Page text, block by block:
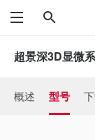
菜单
超景深3D显微
概述 型号